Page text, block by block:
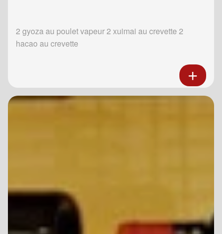
2 gyoza au poulet vapeur 2 xuimai au crevette 2
hacao au crevette